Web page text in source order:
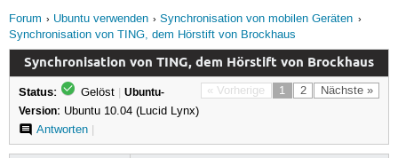
Forum
Ubuntu verwenden
Synchronisation von mobilen Geräten
Synchronisation von TING, dem Hörstift von Brockhaus
Synchronisation von TING, dem Hörstift von Brockhaus
« Vorherige 1 2 Nächste »
Status: Gelöst | Ubuntu-
Version: Ubuntu 10.04 (Lucid Lynx)
Antworten|